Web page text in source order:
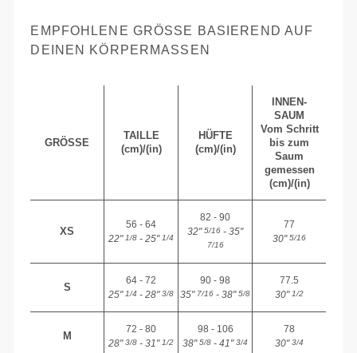
EMPFOHLENE GRÖSSE BASIEREND AUF D
EINEN KÖRPERMASSEN
GRÖSSE
TAILLE
(cm)/(in)
HÜFTE
(cm)/(in)
INNEN-
SAUM
Vom Schritt
bis zum
Saum
gemessen
(cm)/(in)
XS
56 - 64
22"1/8 - 25"1/4
82 - 90
32"5/16 - 35"
7/16
77
30"5/16
S
64 - 72
25"1/4 - 28"3/8
90 - 98
35"7/16 - 38"5/8
77.5
30"1/2
M
72 - 80
28"3/8 - 31"1/2
98 - 106
38"5/8 - 41"3/4
78
30"3/4